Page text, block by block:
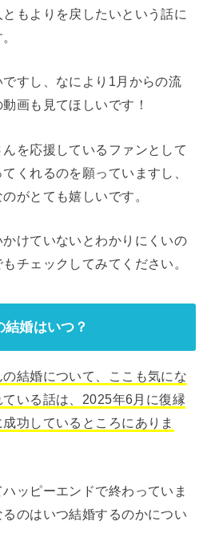
もよりを戻したいという話に
すし、なにより1月からの流
画も見てほしいです！
を応援しているファンとして
くれるのを願っていますし、
がとても嬉しいです。
けていないとわかりにくいの
チェックしてみてください。
婚はいつ？
結婚について、ここも気にな
いる話は、2025年6月に復縁
功しているところにありま
ッピーエンドで終わっていま
のはいつ結婚するのかについ